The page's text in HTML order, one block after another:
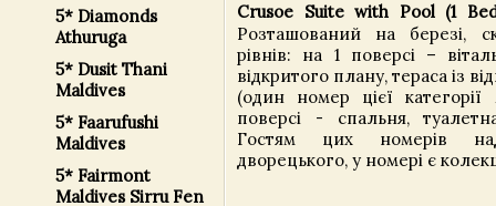
5* Diamonds
Athuruga
5* Dusit Thani
Maldives
5* Faarufushi
Maldives
5* Fairmont
Maldives Sirru Fen
Crusoe Suite with Pool (1
Розташований на березі,
рівнів: на 1 поверсі –
відкритого плану, тераса із
(один номер цієї
поверсі - спальня,
Гостям цих номерів
дворецького, у номері є